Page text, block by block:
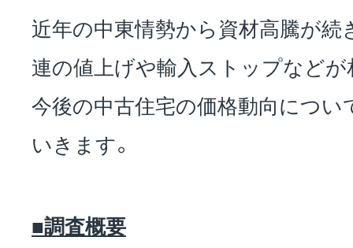
近年の中東情勢から資材高騰が続
連の値上げや輸入ストップなどが
今後の中古住宅の価格動向につ
いきます。
■調査概要